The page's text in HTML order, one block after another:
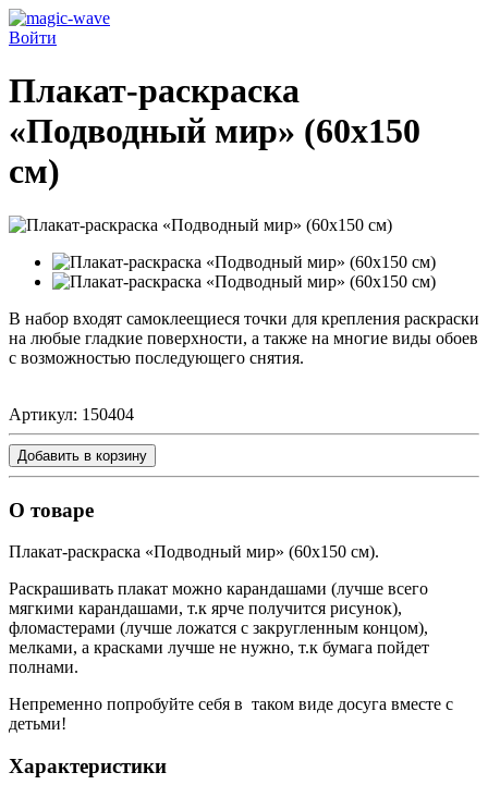
Войти
Плакат-раскраска
«Подводный мир» (60х150
см)
В набор входят самоклеещиеся точки для крепления раскраски
на любые гладкие поверхности, а также на многие виды обоев
с возможностью последующего снятия.
Артикул: 150404
Добавить в корзину
О товаре
Плакат-раскраска «Подводный мир» (60х150 см).
Раскрашивать плакат можно карандашами (лучше всего
мягкими карандашами, т.к ярче получится рисунок),
фломастерами (лучше ложатся с закругленным концом),
мелками, а красками лучше не нужно, т.к бумага пойдет
полнами.
Непременно попробуйте себя в таком виде досуга вместе с
детьми!
Характеристики